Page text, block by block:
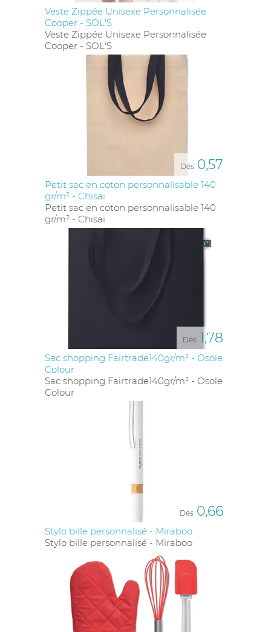
Veste Zippée Unisexe Personnalisée
Cooper - SOL'S
Veste Zippée Unisexe Personnalisée
Cooper - SOL'S
Dès 0,57
Petit sac en coton personnalisable 140
gr/m² - Chisai
Petit sac en coton personnalisable 140
gr/m² - Chisai
Dès 1,78
Sac shopping Fairtrade140gr/m² - Osole
Colour
Sac shopping Fairtrade140gr/m² - Osole
Colour
Dès 0,66
Stylo bille personnalisé - Miraboo
Stylo bille personnalisé - Miraboo